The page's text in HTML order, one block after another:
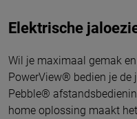
Elektrische
Wil je maximaal gemak
PowerView® bedien je de
Pebble®
home oplossing maakt